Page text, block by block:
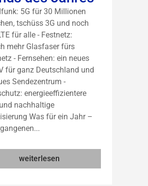
5G für 30 Millionen
tschüss 3G und noch
für alle - Festnetz:
mehr Glasfaser fürs
- Fernsehen: ein neues
für ganz Deutschland und
Sendezentrum -
energieeffizientere
nachhaltige
Was für ein Jahr –
weiterlesen